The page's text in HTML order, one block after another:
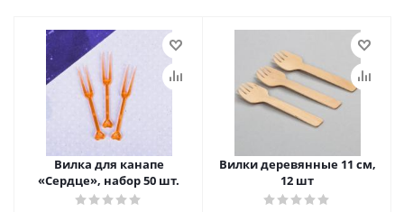
Вилка для канапе
«Сердце», набор 50 шт.
Вилки деревянные 11 см,
12 шт